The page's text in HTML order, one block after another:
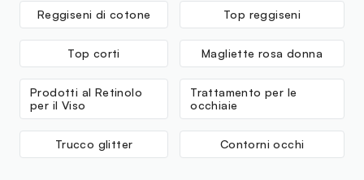
Reggiseni di cotone Top reggiseni
Top corti Magliette rosa donna
Prodotti al Retinolo
per il Viso
Trattamento per le
occhiaie
Trucco glitter Contorni occhi